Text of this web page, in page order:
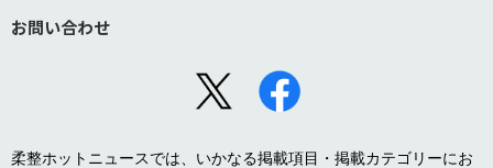
お問い合わせ
柔整ホットニュースでは、いかなる掲載項目・掲載カテゴリーにお